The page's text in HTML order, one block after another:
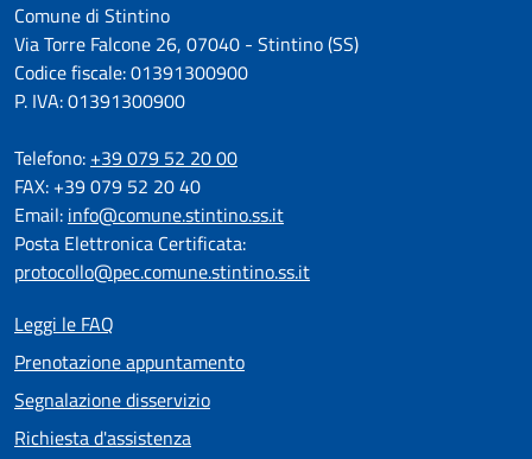
Comune di Stintino
Via Torre Falcone 26, 07040 - Stintino (SS)
Codice fiscale: 01391300900
P. IVA: 01391300900
Telefono: +39 079 52 20 00
FAX: +39 079 52 20 40
Email: info@comune.stintino.ss.it
Posta Elettronica Certificata:
protocollo@pec.comune.stintino.ss.it
Leggi le FAQ
Prenotazione appuntamento
Segnalazione disservizio
Richiesta d'assistenza